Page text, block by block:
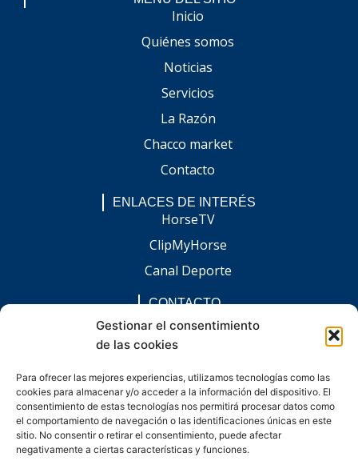
Gestionar el consentimiento
de las cookies
Para ofrecer las mejores experiencias, utilizamos tecnologías como las
cookies para almacenar y/o acceder a la información del dispositivo. El
consentimiento de estas tecnologías nos permitirá procesar datos como
el comportamiento de navegación o las identificaciones únicas en este
sitio. No consentir o retirar el consentimiento, puede afectar
negativamente a ciertas características y funciones.
Inicio
Quiénes somos
Noticias
Servicios
La Razón
Chacco market
Contacto
ENLACES DE INTERÉS
HorseTV
ClipMyHorse
Canal Deporte
CONTACTO
comunicacion@chaccoinfo.com
Presentes en todo el ámbito nacional
F
a
c
e
b
o
I
n
s
t
a
g
L
i
n
k
e
d
E
n
v
e
l
o
W
h
a
t
s